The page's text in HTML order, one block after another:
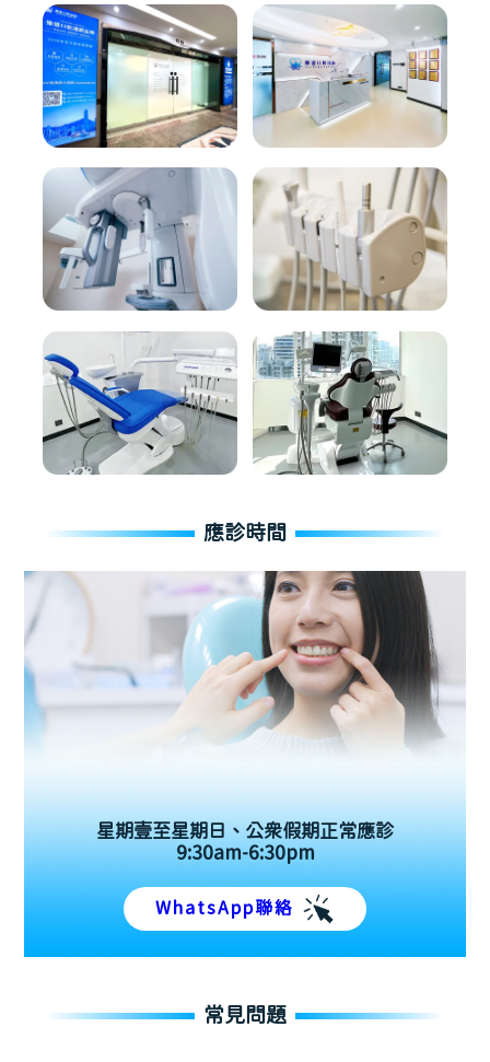
應診時間
星期壹至星期日、公眾假期正常應診
9:30am-6:30pm
WhatsApp聯絡
常見問題